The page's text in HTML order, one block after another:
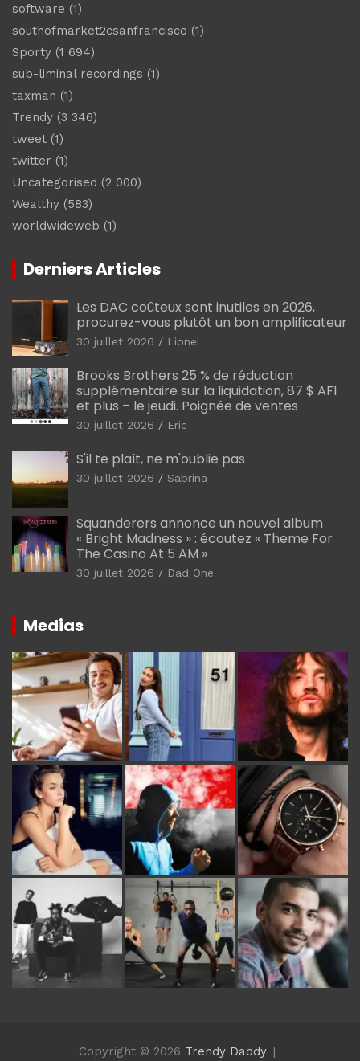
software (1)
southofmarket2csanfrancisco (1)
Sporty (1 694)
sub-liminal recordings (1)
taxman (1)
Trendy (3 346)
tweet (1)
twitter (1)
Uncategorised (2 000)
Wealthy (583)
worldwideweb (1)
Derniers Articles
Les DAC coûteux sont inutiles en 2026,
procurez-vous plutôt un bon amplificateur
30 juillet 2026 Lionel
Brooks Brothers 25 % de réduction
supplémentaire sur la liquidation, 87 $ AF1
et plus – le jeudi. Poignée de ventes
30 juillet 2026 Eric
S'il te plaît, ne m'oublie pas
30 juillet 2026 Sabrina
Squanderers annonce un nouvel album
« Bright Madness » : écoutez « Theme For
The Casino At 5 AM »
30 juillet 2026 Dad One
Medias
Copyright © 2026 Trendy Daddy